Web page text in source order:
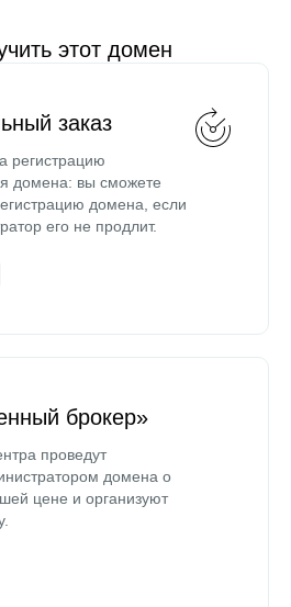
этот домен
заказ
регистрацию
домена: вы сможете
домена, если
его не продлит.
брокер»
проведут
домена о
цене и организуют